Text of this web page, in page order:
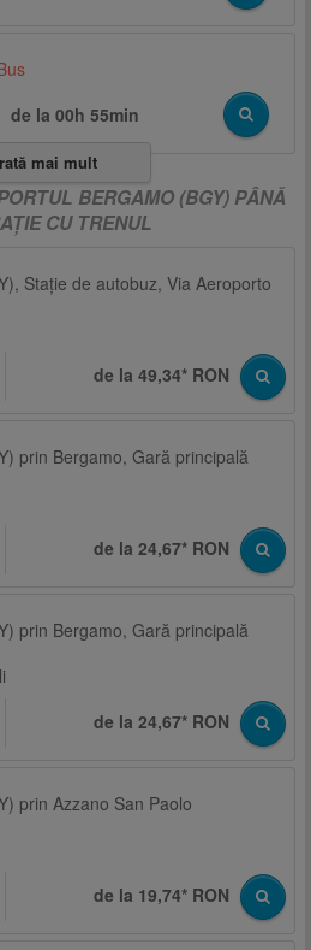
de la00h 55min
mai mult
BERGAMO (BGY) PÂNĂ
CU TRENUL
Staţie de autobuz, Via Aeroporto
de la 49,34* RON
prin Bergamo, Gară principală
de la 24,67* RON
prin Bergamo, Gară principală
de la 24,67* RON
prin Azzano San Paolo
de la 19,74* RON